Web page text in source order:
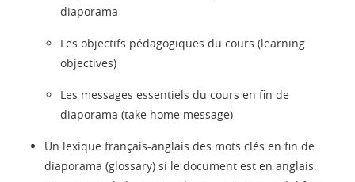
diaporama
Les objectifs pédagogiques du cours (learning
objectives)
Les messages essentiels du cours en fin de
diaporama (take home message)
Un lexique français-anglais des mots clés en fin de
diaporama (glossary) si le document est en anglais.